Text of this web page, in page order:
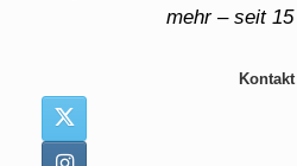
mehr – seit
Kontakt